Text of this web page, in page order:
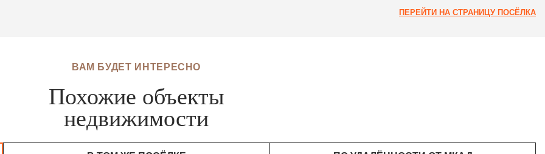
ПЕРЕЙТИ НА СТРАНИЦУ ПОСЁЛКА
ВАМ БУДЕТ ИНТЕРЕСНО
Похожие объекты
недвижимости